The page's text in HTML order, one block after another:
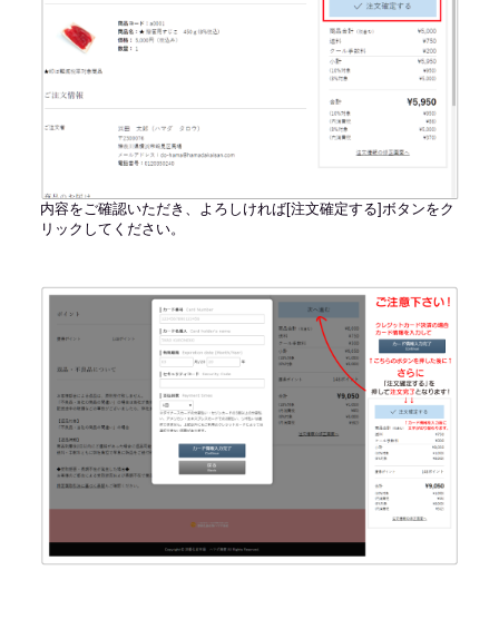
内容をご確認いただき、よろしければ[注文確定する]ボタンをク
リックしてください。